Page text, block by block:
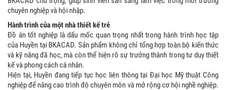
chuyên nghiệp và hội nhập.
Hành trình của một nhà thiết kế trẻ
Đồ án tốt nghiệp là dấu mốc quan trọng nhất trong hành trình học tập
của Huyền tại BKACAD. Sản phẩm không chỉ tổng hợp toàn bộ kiến thức
và kỹ năng đã học, mà còn thể hiện rõ sự trưởng thành trong tư duy thiết
kế và phong cách cá nhân.
Hiện tại, Huyền đang tiếp tục học liên thông tại Đại học Mỹ thuật Công
nghiệp để nâng cao trình độ chuyên môn và mở rộng cơ hội nghề nghiệp.